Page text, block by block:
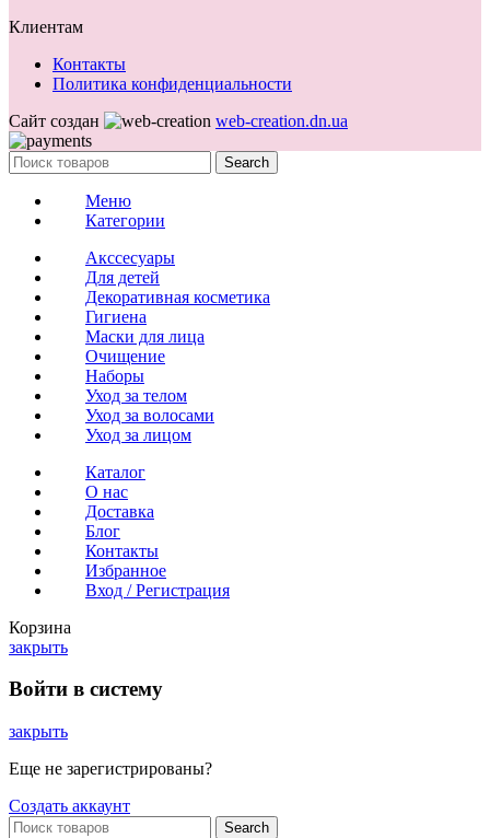
Клиентам
Контакты
Политика конфиденциальности
Сайт создан
web-creation.dn.ua
Search
Меню
Категории
Акссесуары
Для детей
Декоративная косметика
Гигиена
Маски для лица
Очищение
Наборы
Уход за телом
Уход за волосами
Уход за лицом
Каталог
О нас
Доставка
Блог
Контакты
Избранное
Вход / Регистрация
Корзина
закрыть
Войти в систему
закрыть
Еще не зарегистрированы?
Создать аккаунт
Search